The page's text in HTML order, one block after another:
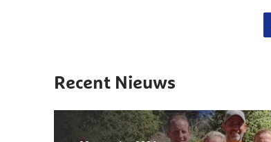
Recent Nieuws